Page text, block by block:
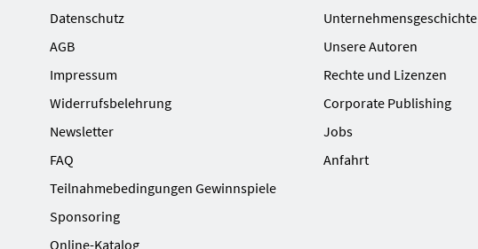
Datenschutz
AGB
Impressum
Widerrufsbelehrung
Newsletter
FAQ
Teilnahmebedingungen Gewinnspiele
Sponsoring
Online-Katalog
Unternehmensgeschichte
Unsere Autoren
Rechte und Lizenzen
Corporate Publishing
Jobs
Anfahrt